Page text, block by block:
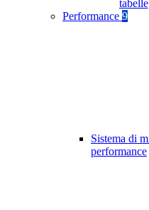
Performance 9
Sistema di
performance